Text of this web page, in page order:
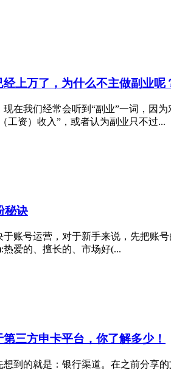
上万了，为什么不主做副业呢
在我们经常会听到“副业”一词，因
工资）收入”，或者认为副业只不过...
秘诀
账号运营，对于新手来说，先把账
爱的、擅长的、市场好(...
三方申卡平台，你了解多少！
到的就是：银行渠道。在之前分享